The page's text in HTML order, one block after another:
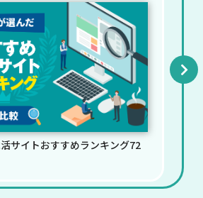
最新版】自己分析ツールおすすめ41選（無